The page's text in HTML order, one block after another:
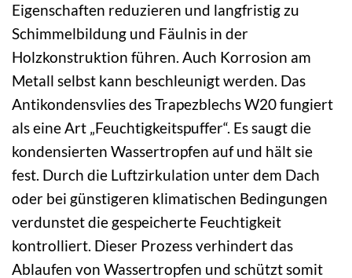
Eigenschaften reduzieren und langfristig zu
Schimmelbildung und Fäulnis in der
Holzkonstruktion führen. Auch Korrosion am
Metall selbst kann beschleunigt werden. Das
Antikondensvlies des Trapezblechs W20 fungiert
als eine Art „Feuchtigkeitspuffer“. Es saugt die
kondensierten Wassertropfen auf und hält sie
fest. Durch die Luftzirkulation unter dem Dach
oder bei günstigeren klimatischen Bedingungen
verdunstet die gespeicherte Feuchtigkeit
kontrolliert. Dieser Prozess verhindert das
Ablaufen von Wassertropfen und schützt somit